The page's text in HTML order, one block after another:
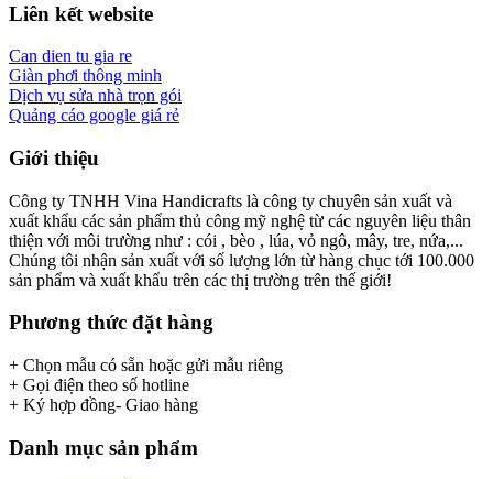
Liên kết website
Can dien tu gia re
Giàn phơi thông minh
Dịch vụ sửa nhà trọn gói
Quảng cáo google giá rẻ
Giới thiệu
Công ty TNHH Vina Handicrafts là công ty chuyên sản xuất và
xuất khẩu các sản phẩm thủ công mỹ nghệ từ các nguyên liệu thân
thiện với môi trường như : cói , bèo , lúa, vỏ ngô, mây, tre, nứa,...
Chúng tôi nhận sản xuất với số lượng lớn từ hàng chục tới 100.000
sản phẩm và xuất khẩu trên các thị trường trên thế giới!
Phương thức đặt hàng
+ Chọn mẫu có sẵn hoặc gửi mẫu riêng
+ Gọi điện theo số hotline
+ Ký hợp đồng- Giao hàng
Danh mục sản phẩm